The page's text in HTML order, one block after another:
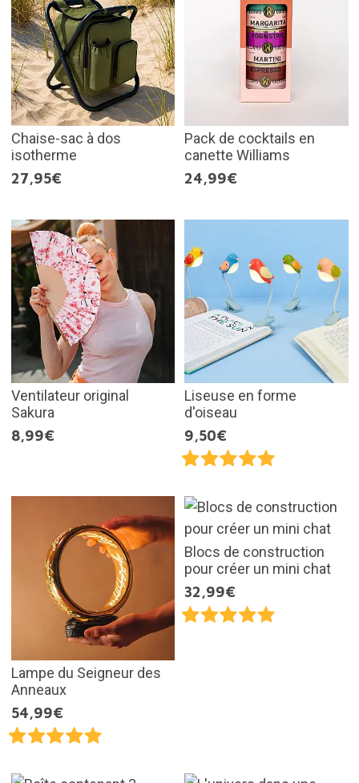
Chaise-sac à dos
isotherme
27,95€
Pack de cocktails en
canette Williams
24,99€
Ventilateur original
Sakura
8,99€
Liseuse en forme
d'oiseau
9,50€
Lampe du Seigneur des
Anneaux
54,99€
Blocs de construction
pour créer un mini chat
32,99€